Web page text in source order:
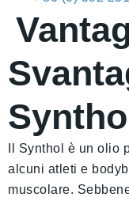
Il Synthol è un olio
alcuni atleti e
muscolare.